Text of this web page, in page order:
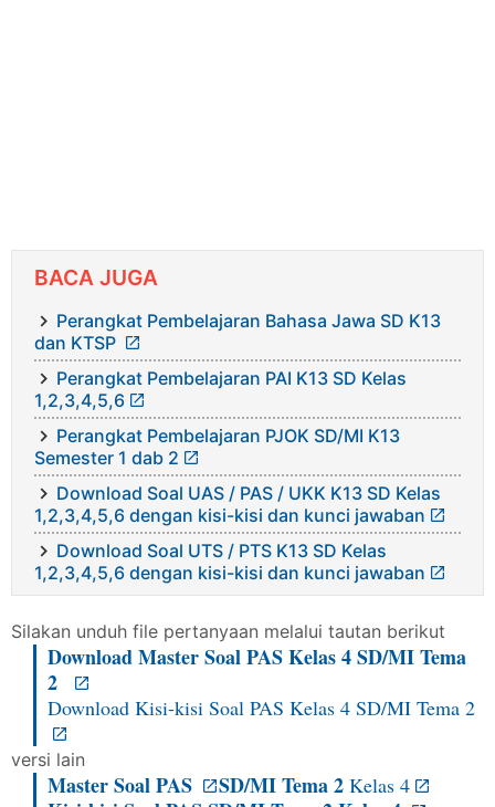
BACA JUGA
Perangkat Pembelajaran Bahasa Jawa SD K13
dan KTSP
Perangkat Pembelajaran PAI K13 SD Kelas
1,2,3,4,5,6
Perangkat Pembelajaran PJOK SD/MI K13
Semester 1 dab 2
Download Soal UAS / PAS / UKK K13 SD Kelas
1,2,3,4,5,6 dengan kisi-kisi dan kunci jawaban
Download Soal UTS / PTS K13 SD Kelas
1,2,3,4,5,6 dengan kisi-kisi dan kunci jawaban
Silakan unduh file pertanyaan melalui tautan berikut
Download Master Soal PAS Kelas 4 SD/MI Tema
2
Download Kisi-kisi Soal PAS Kelas 4 SD/MI Tema 2
versi lain
Master Soal PAS SD/MI Tema 2 Kelas 4